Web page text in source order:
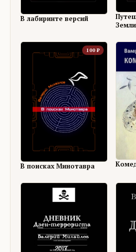
В лабиринте версий
Земли
100 ₽
В поисках Минотавра